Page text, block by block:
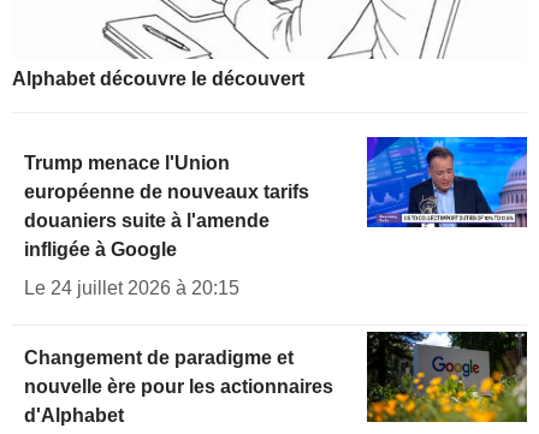
Alphabet découvre le découvert
Trump menace l'Union
européenne de nouveaux tarifs
douaniers suite à l'amende
infligée à Google
Le 24 juillet 2026 à 20:15
Changement de paradigme et
nouvelle ère pour les actionnaires
d'Alphabet